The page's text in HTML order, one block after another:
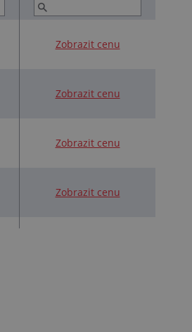
Zobrazit cenu
Zobrazit cenu
Zobrazit cenu
Zobrazit cenu